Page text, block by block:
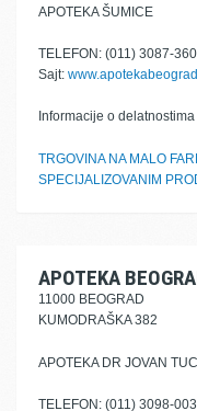
APOTEKA ŠUMICE
TELEFON: (011) 3087-360
Sajt:
Informacije o
TRGOVINA NA MALO
SPECIJALIZOVANIM
APOTEKA
11000 BEOGRAD
KUMODRAŠKA 382
APOTEKA DR JOVAN
TELEFON: (011) 3098-003